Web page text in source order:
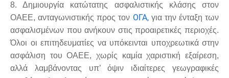
8. Δημιουργία κατώτατης ασφαλιστικής κλάσης στον
ΟΑΕΕ, ανταγωνιστικής προς τον ΟΓΑ, για την ένταξη των
ασφαλισμένων που ανήκουν στις προαιρετικές περιοχές.
Όλοι οι επιτηδευματίες να υπόκεινται υποχρεωτικά στην
ασφάλιση του ΟΑΕΕ, χωρίς καμία χαριστική εξαίρεση,
αλλά λαμβάνοντας υπ’ όψιν ιδιαίτερες γεωγραφικές